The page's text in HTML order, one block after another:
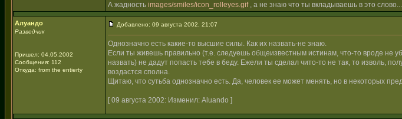
А жадность images/smiles/icon_rolleyes.gif, а не знаю что ты вкладываешь в это
Алуандо
Разведчик
Пришел: 04.05.2002
Сообщения: 112
Откуда: from the entierty
Добавлено: 09 августа 2002, 21:07
Однозначно есть какие-то высшие силы. Как их назвать-не знаю.
Если ты живешь правильно (т.е. следуешь общеизвестным истинам, что-то вроде не
назвать) не дадут попасть тебе в беду. Ежели ты сделал чито-то не так, то изволь,
воздастся сполна.
Щитаю, что сутьба однозначно есть. Да, человек ее может менять, но в некоторых
[ 09 августа 2002: Изменил: Aluando ]